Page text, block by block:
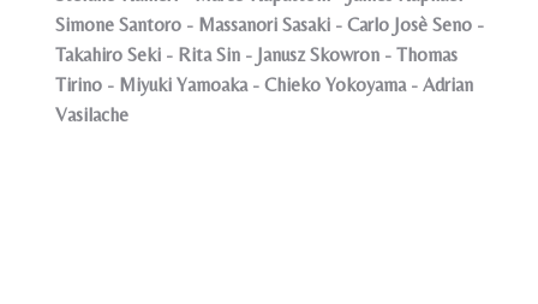
Simone Santoro - Massanori Sasaki - Carlo Josè Seno -
Takahiro Seki - Rita Sin - Janusz Skowron - Thomas
Tirino - Miyuki Yamoaka - Chieko Yokoyama - Adrian
Vasilache